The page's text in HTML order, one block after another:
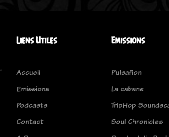
Liens Utiles
Accueil
Emissions
Podcasts
Contact
Emissions
Pulsafion
La cabane
TripHop
Soul Chronicles